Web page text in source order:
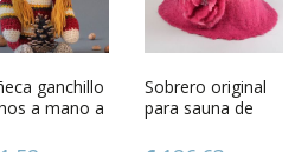
ganchillo
a mano a
Sobrero original
para sauna de
con
Pulsera de
cuentas azules y